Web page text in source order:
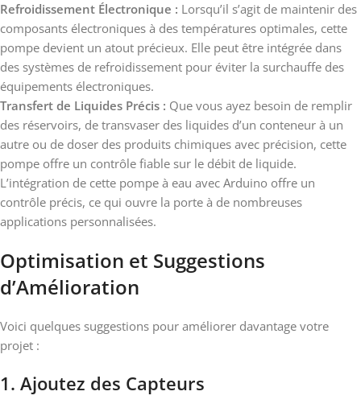
Refroidissement Électronique : Lorsqu’il s’agit de maintenir des
composants électroniques à des températures optimales, cette
pompe devient un atout précieux. Elle peut être intégrée dans
des systèmes de refroidissement pour éviter la surchauffe des
équipements électroniques.
Transfert de Liquides Précis : Que vous ayez besoin de remplir
des réservoirs, de transvaser des liquides d’un conteneur à un
autre ou de doser des produits chimiques avec précision, cette
pompe offre un contrôle fiable sur le débit de liquide.
L’intégration de cette pompe à eau avec Arduino offre un
contrôle précis, ce qui ouvre la porte à de nombreuses
applications personnalisées.
Optimisation et Suggestions
d’Amélioration
Voici quelques suggestions pour améliorer davantage votre
projet :
1. Ajoutez des Capteurs